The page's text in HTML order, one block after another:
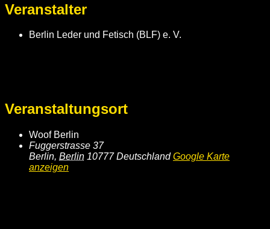
Veranstalter
Berlin Leder und Fetisch (BLF) e. V.
Veranstaltungsort
Woof Berlin
Fuggerstrasse 37
Berlin, Berlin 10777 Deutschland Google Karte
anzeigen